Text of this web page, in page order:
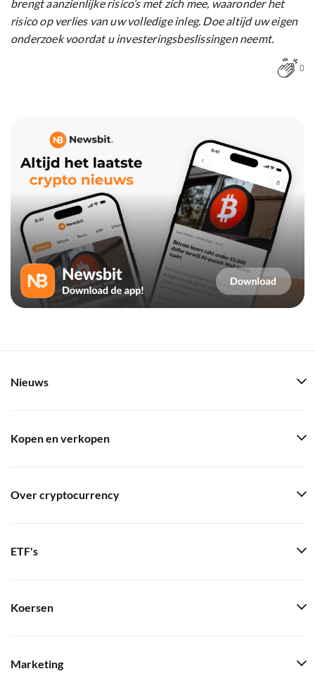
brengt aanzienlijke risico’s met zich mee, waaronder het
risico op verlies van uw volledige inleg. Doe altijd uw eigen
onderzoek voordat u investeringsbeslissingen neemt.
0
Nieuws
Kopen en verkopen
Over cryptocurrency
ETF's
Koersen
Marketing